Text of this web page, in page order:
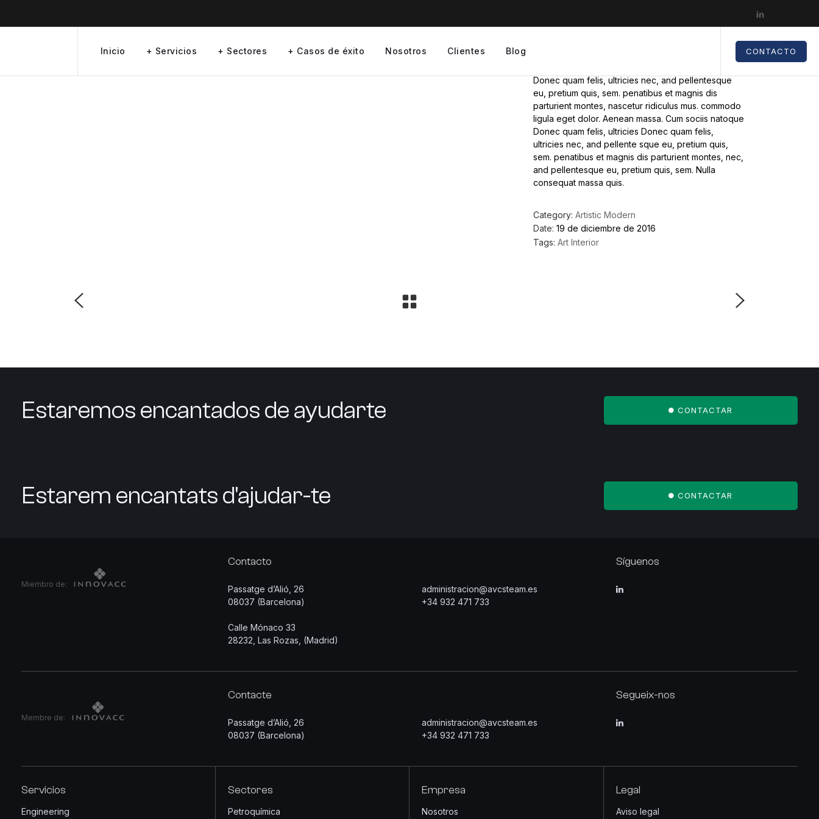
Inicio + Servicios + Sectores + Casos de éxito Nosotros Clientes Blog CONTACTO
Donec quam felis, ultricies nec, and pellentesque
eu, pretium quis, sem. penatibus et magnis dis
parturient montes, nascetur ridiculus mus. commodo
ligula eget dolor. Aenean massa. Cum sociis natoque
Donec quam felis, ultricies Donec quam felis,
ultricies nec, and pellente sque eu, pretium quis,
sem. penatibus et magnis dis parturient montes, nec,
and pellentesque eu, pretium quis, sem. Nulla
consequat massa quis.
Category: Artistic Modern
Date: 19 de diciembre de 2016
Tags: Art Interior
Estaremos encantados de ayudarte CONTACTAR
Estarem encantats d'ajudar-te CONTACTAR
Miembro de:
Contacto
Passatge d’Alió, 26
08037 (Barcelona)
Calle Mónaco 33
28232, Las Rozas, (Madrid)
administracion@avcsteam.es
+34 932 471 733
Síguenos
Membre de:
Contacte
Passatge d’Alió, 26
08037 (Barcelona)
administracion@avcsteam.es
+34 932 471 733
Segueix-nos
Servicios
Engineering
Sectores
Petroquímica
Empresa
Nosotros
Legal
Aviso legal